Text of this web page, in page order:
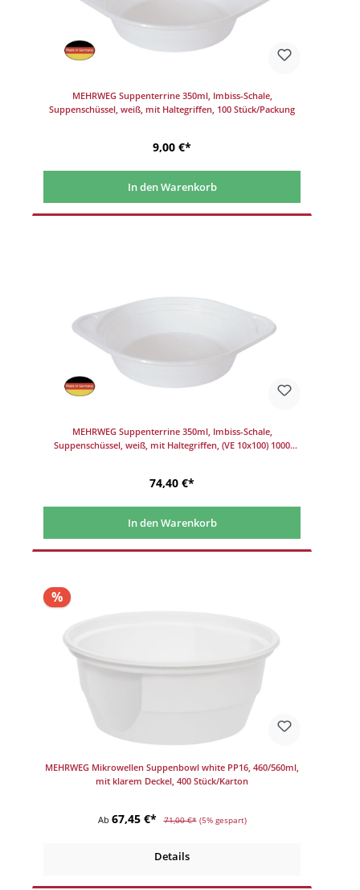
MEHRWEG Suppenterrine 350ml, Imbiss-Schale,
Suppenschüssel, weiß, mit Haltegriffen, 100 Stück/Packung
9,00 €*
In den Warenkorb
MEHRWEG Suppenterrine 350ml, Imbiss-Schale,
Suppenschüssel, weiß, mit Haltegriffen, (VE 10x100) 1000
74,40 €*
In den Warenkorb
%
MEHRWEG Mikrowellen Suppenbowl white PP16, 460/560ml,
mit klarem Deckel, 400 Stück/Karton
Ab 67,45 €* 71,00 €* (5% gespart)
Details